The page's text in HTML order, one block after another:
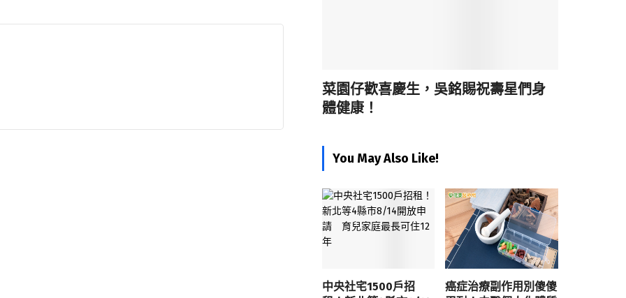
菜園仔歡喜慶生，吳銘賜祝壽星們身
體健康！
You May Also Like!
中央社宅1500戶招
癌症治療副作用別傻傻